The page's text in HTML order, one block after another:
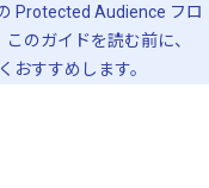
Protected Audience フロ
のガイドを読む前に、
おすすめします。